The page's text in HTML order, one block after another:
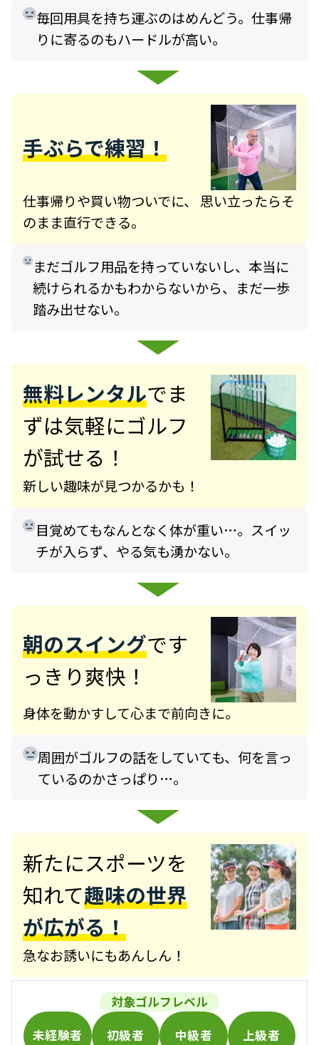
毎回用具を持ち運ぶのはめんどう。仕事帰
りに寄るのもハードルが高い。
手ぶらで練習！
仕事帰りや買い物ついでに、 思い立ったらそ
のまま直行できる。
まだゴルフ用品を持っていないし、本当に
続けられるかもわからないから、まだ一歩
踏み出せない。
無料レンタルでま
ずは気軽にゴルフ
が試せる！
新しい趣味が見つかるかも！
目覚めてもなんとなく体が重い…。スイッ
チが入らず、やる気も湧かない。
朝のスイングです
っきり爽快！
身体を動かすして心まで前向きに。
周囲がゴルフの話をしていても、何を言っ
ているのかさっぱり…。
新たにスポーツを
知れて趣味の世界
が広がる！
急なお誘いにもあんしん！
対象ゴルフレベル
未経験者
初級者 中級者 上級者